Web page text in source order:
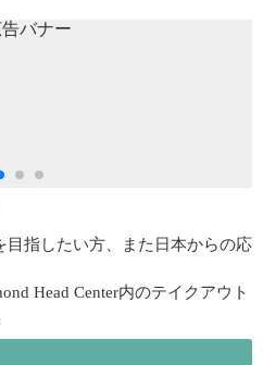
指したい方、また日本からの応
Head Center内のテイクアウト